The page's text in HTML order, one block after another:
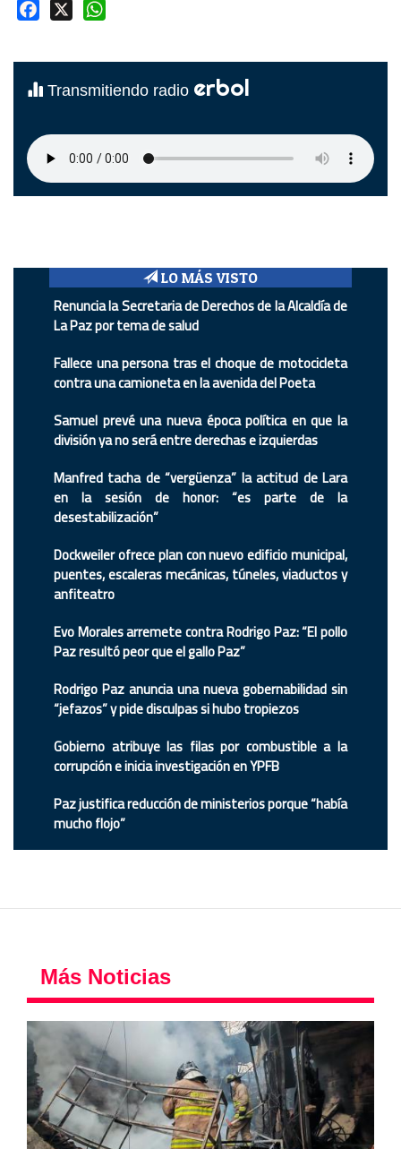
Facebook
Transmitiendo radio erbol
LO MÁS VISTO
Renuncia la Secretaria de Derechos de la Alcaldía de
La Paz por tema de salud
Fallece una persona tras el choque de motocicleta
contra una camioneta en la avenida del Poeta
Samuel prevé una nueva época política en que la
división ya no será entre derechas e izquierdas
Manfred tacha de “vergüenza” la actitud de Lara
en la sesión de honor: “es parte de la
desestabilización”
Dockweiler ofrece plan con nuevo edificio municipal,
puentes, escaleras mecánicas, túneles, viaductos y
anfiteatro
Evo Morales arremete contra Rodrigo Paz: “El pollo
Paz resultó peor que el gallo Paz”
Rodrigo Paz anuncia una nueva gobernabilidad sin
“jefazos” y pide disculpas si hubo tropiezos
Gobierno atribuye las filas por combustible a la
corrupción e inicia investigación en YPFB
Paz justifica reducción de ministerios porque “había
mucho flojo”
Más Noticias